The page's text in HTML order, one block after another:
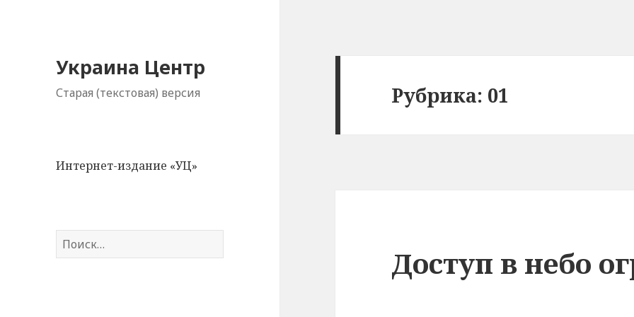
Украина Центр
Старая (текстовая) версия
Интернет-издание «УЦ»
Н
а
Рубрика: 01
Доступ в небо